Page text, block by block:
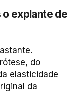
explante de
do
elasticidade
da